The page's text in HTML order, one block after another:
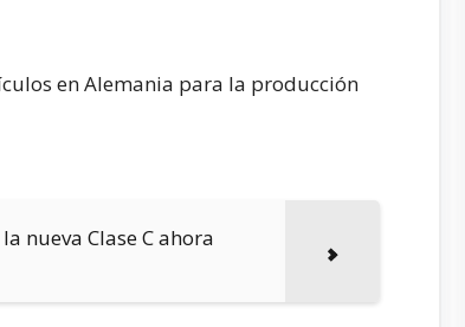
en Alemania para la producción
nueva Clase C ahora